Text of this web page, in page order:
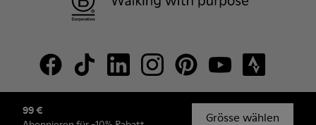
99 €
Grösse wählen
© Camper, 2026